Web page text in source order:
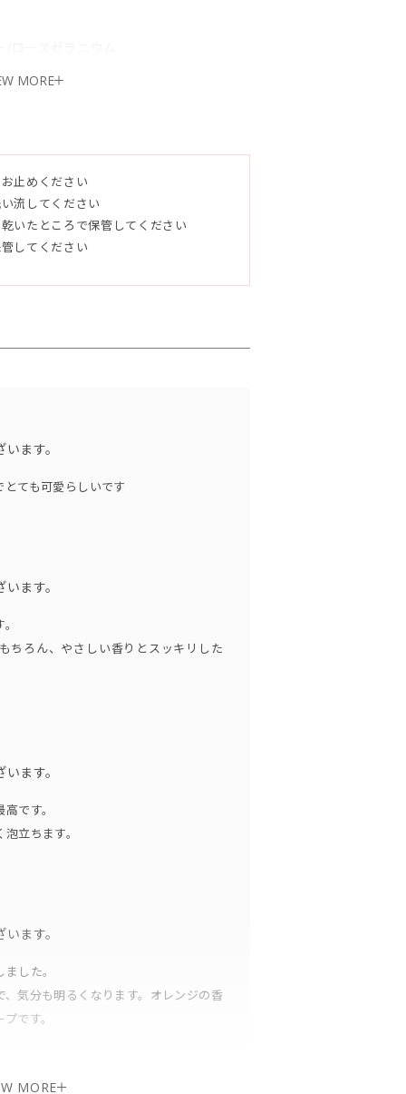
ス、パパイヤ果汁、オキナワモズクエ
、炭、黄酸化鉄、ローズクレイ、ウルト
MORE
止めください
流してください
いたところで保管してください
してください
ます。
ても可愛らしいです
ます。
ちろん、やさしい香りとスッキリした
ます。
です。
立ちます。
ます。
した。
気分も明るくなります。オレンジの香
です。
MORE